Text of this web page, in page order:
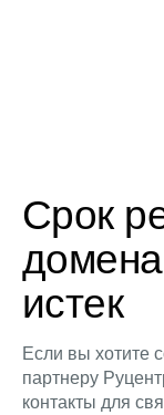
Срок
истек
Если вы хотите
партнеру
контакты для